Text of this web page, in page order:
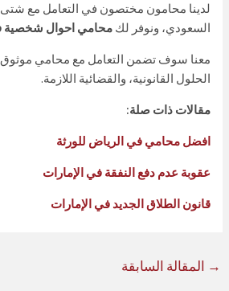
لدينا محامون مختصون في التعامل مع شتى
السعودي، ونوفر لكمحامي احوال شخصية
معنا سوف تضمن التعامل مع محامي
الحلول القانونية، والقضائية اللازمة.
مقالات ذات صلة:
افضل محامي في الرياض للورثة
عقوبة عدم دفع النفقة في الإمارات
قانون الطلاق الجديد في الإمارات
→ المقالة السابقة